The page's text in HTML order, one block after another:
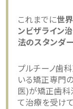
これまでに世
ンビザライン
法のスタンダ
プルチーノ歯
いる矯正専門
医)が矯正歯科
て治療を受け